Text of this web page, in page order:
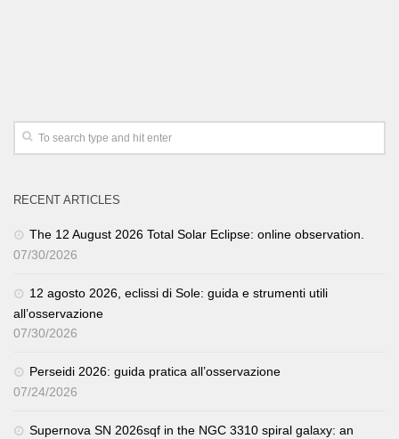
RECENT ARTICLES
The 12 August 2026 Total Solar Eclipse: online observation.
07/30/2026
12 agosto 2026, eclissi di Sole: guida e strumenti utili
all’osservazione
07/30/2026
Perseidi 2026: guida pratica all’osservazione
07/24/2026
Supernova SN 2026sqf in the NGC 3310 spiral galaxy: an